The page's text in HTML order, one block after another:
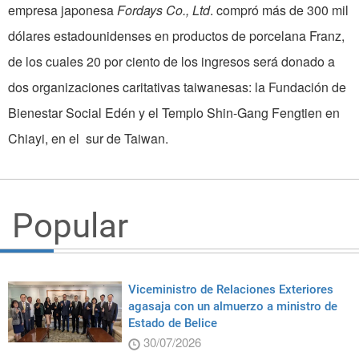
empresa japonesaFordays Co., Ltd. compró más de 300 mil
dólares estadounidenses en productos de porcelana Franz,
de los cuales 20 por ciento de los ingresos será donado a
dos organizaciones caritativas taiwanesas: la Fundación de
Bienestar Social Edén y el Templo Shin-Gang Fengtien en
Chiayi, en el sur de Taiwan.
Popular
Viceministro de Relaciones Exteriores
agasaja con un almuerzo a ministro de
Estado de Belice
30/07/2026